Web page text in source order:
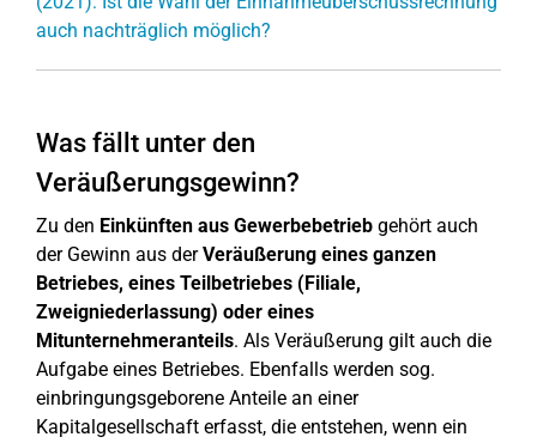
auch nachträglich möglich?
Was fällt unter den
Veräußerungsgewinn?
Zu den Einkünften aus Gewerbebetrieb gehört auch
der Gewinn aus derVeräußerung eines ganzen
Betriebes, eines Teilbetriebes (Filiale,
Zweigniederlassung) oder eines
Mitunternehmeranteils. Als Veräußerung gilt auch die
Aufgabe eines Betriebes. Ebenfalls werden sog.
einbringungsgeborene Anteile an einer
Kapitalgesellschaft erfasst, die entstehen, wenn ein